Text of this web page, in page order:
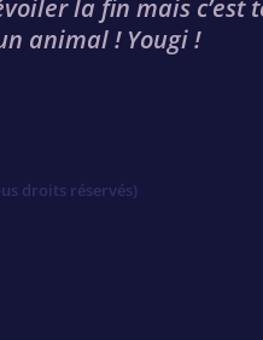
la fin mais
animal ! Yougi !
droits réservés)